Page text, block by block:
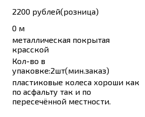
2200 рублей(розница)
0 м
металлическая покрытая
красской
Кол-во в
упаковке:2шт(мин.заказ)
пластиковые колеса хороши как
по асфальту так и по
пересечённой местности.